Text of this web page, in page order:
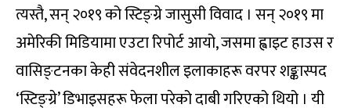
त्यस्तै, सन् २०१९ को स्टिङ्ग्रे जासुसी विवाद । सन् २०१९ मा
अमेरिकी मिडियामा एउटा रिपोर्ट आयो, जसमा ह्वाइट हाउस र
वासिङ्टनका केही संवेदनशील इलाकाहरू वरपर शङ्कास्पद
‘स्टिङ्ग्रे’ डिभाइसहरू फेला परेको दाबी गरिएको थियो । यी